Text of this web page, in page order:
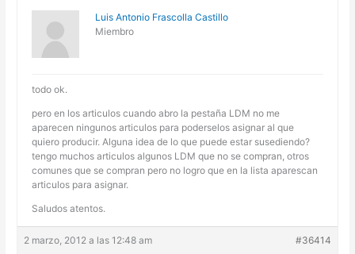
Luis Antonio Frascolla Castillo
Miembro
todo ok.
pero en los articulos cuando abro la pestaña LDM no me
aparecen ningunos articulos para poderselos asignar al que
quiero producir. Alguna idea de lo que puede estar susediendo?
tengo muchos articulos algunos LDM que no se compran, otros
comunes que se compran pero no logro que en la lista aparescan
articulos para asignar.
Saludos atentos.
2 marzo, 2012 a las 12:48 am #36414